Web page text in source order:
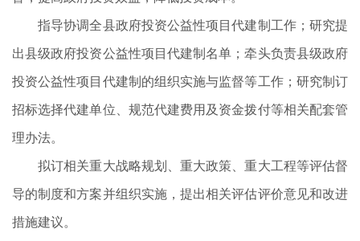
指导协调全县政府投资公益性项目代建制工作；研究提
出县级政府投资公益性项目代建制名单；牵头负责县级政府
投资公益性项目代建制的组织实施与监督等工作；研究制订
招标选择代建单位、规范代建费用及资金拨付等相关配套管
理办法。
拟订相关重大战略规划、重大政策、重大工程等评估督
导的制度和方案并组织实施，提出相关评估评价意见和改进
措施建议。